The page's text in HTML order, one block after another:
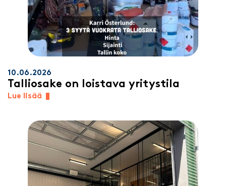
10.06.2026
Talliosake on loistava yritystila
Lue lisää